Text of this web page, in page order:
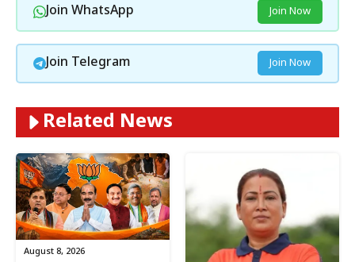
Join WhatsApp Join Now
Join Telegram Join Now
Related News
August 8, 2026